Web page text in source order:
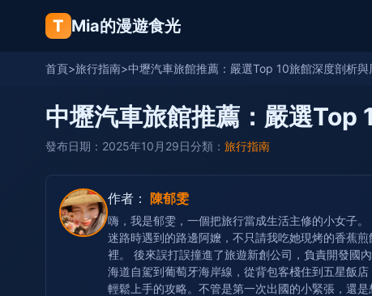
T Mia的漫遊食光
首頁>旅行指南>中壢汽車旅館推薦：嚴選Top 10旅館深度剖析
中壢汽車旅館推薦：嚴選Top
發布日期：2025年10月29日分類： 旅行指南
作者： 陳郁雯
嗨，我是郁雯，一個把旅行當成生活主修的小女子
迷路時遇到的路邊阿嬤，不只請我吃她現烤的香蕉
裡。 後來誤打誤撞進了旅遊新創公司，負責開發國
海道自駕到葡萄牙海岸線，從背包客棧住到五星飯
輕鬆上手的攻略。不管是第一次出國的小緊張，還